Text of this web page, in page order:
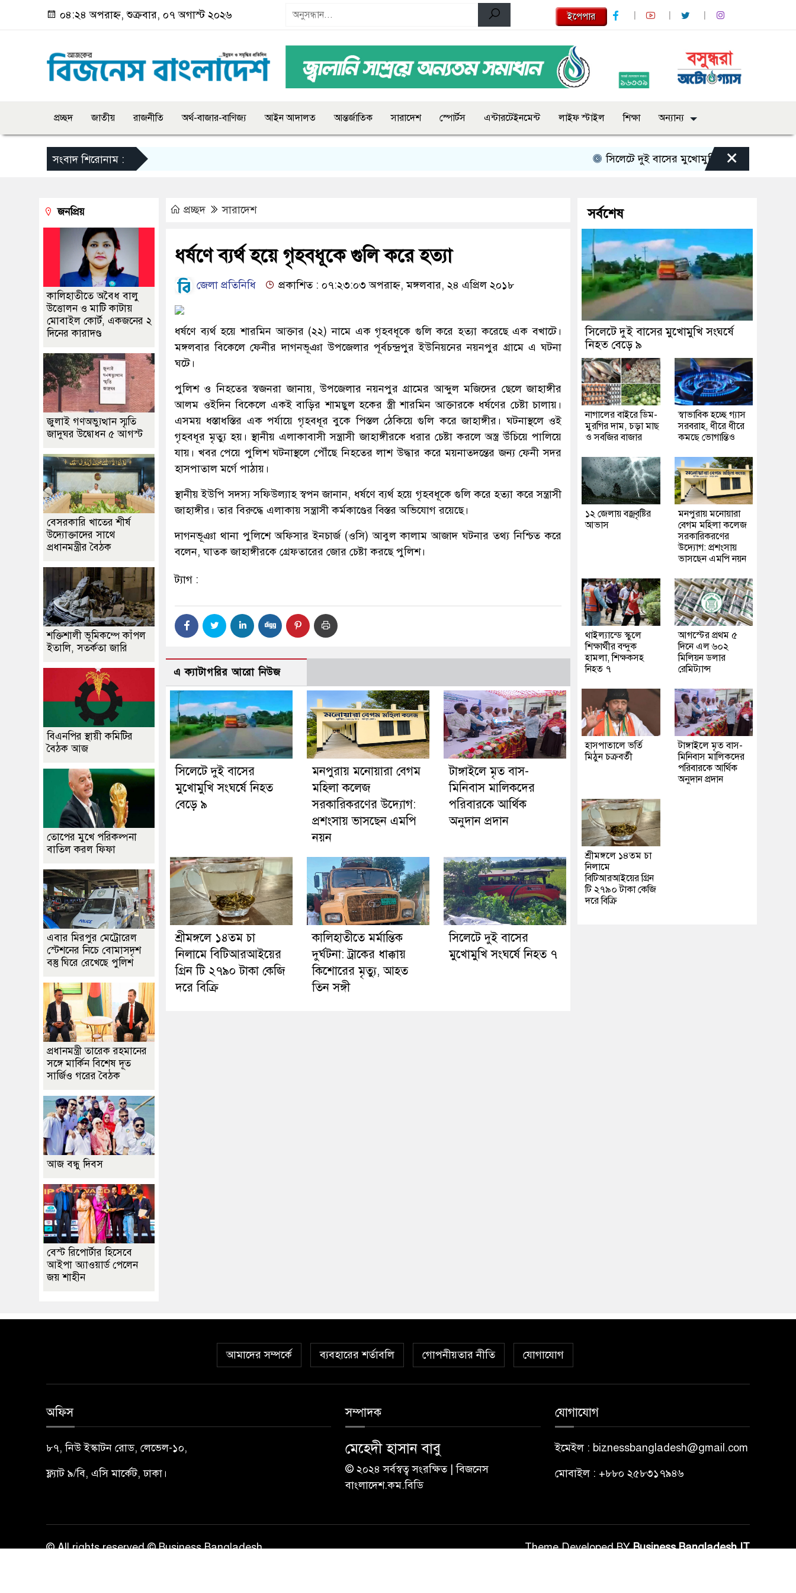
০৪:২৪ অপরাহ্ন, শুক্রবার, ০৭ অগাস্ট ২০২৬ ইপেপার
প্রচ্ছদ জাতীয় রাজনীতি অর্থ-বাজার-বাণিজ্য আইন আদালত আন্তর্জাতিক সারাদেশ স্পোর্টস এন্টারটেইনমেন্ট লাইফ স্টাইল শিক্ষা অন্যান্য
সংবাদ শিরোনাম : সিলেটে দুই বাসের মুখোমুখি সংঘর্ষে নিহত বেড়ে ৯
×
প্রচ্ছদ সারাদেশ
ধর্ষণে ব্যর্থ হয়ে গৃহবধূকে গুলি করে হত্যা
জেলা প্রতিনিধি প্রকাশিত : ০৭:২৩:০৩ অপরাহ্ন, মঙ্গলবার, ২৪ এপ্রিল ২০১৮
ধর্ষণে ব্যর্থ হয়ে শারমিন আক্তার (২২) নামে এক গৃহবধূকে গুলি করে হত্যা করেছে এক বখাটে।
মঙ্গলবার বিকেলে ফেনীর দাগনভূঞা উপজেলার পূর্বচন্দ্রপুর ইউনিয়নের নয়নপুর গ্রামে এ ঘটনা
ঘটে।
পুলিশ ও নিহতের স্বজনরা জানায়, উপজেলার নয়নপুর গ্রামের আব্দুল মজিদের ছেলে জাহাঙ্গীর
আলম ওইদিন বিকেলে একই বাড়ির শামছুল হকের স্ত্রী শারমিন আক্তারকে ধর্ষণের চেষ্টা চালায়।
এসময় ধস্তাধস্তির এক পর্যায়ে গৃহবধূর বুকে পিস্তল ঠেকিয়ে গুলি করে জাহাঙ্গীর। ঘটনাস্থলে ওই
গৃহবধূর মৃত্যু হয়। স্থানীয় এলাকাবাসী সন্ত্রাসী জাহাঙ্গীরকে ধরার চেষ্টা করলে অস্ত্র উঁচিয়ে পালিয়ে
যায়। খবর পেয়ে পুলিশ ঘটনাস্থলে পৌঁছে নিহতের লাশ উদ্ধার করে ময়নাতদন্তের জন্য ফেনী সদর
হাসপাতাল মর্গে পাঠায়।
স্থানীয় ইউপি সদস্য সফিউল্যাহ স্বপন জানান, ধর্ষণে ব্যর্থ হয়ে গৃহবধূকে গুলি করে হত্যা করে সন্ত্রাসী
জাহাঙ্গীর। তার বিরুদ্ধে এলাকায় সন্ত্রাসী কর্মকাণ্ডের বিস্তর অভিযোগ রয়েছে।
দাগনভূঞা থানা পুলিশে অফিসার ইনচার্জ (ওসি) আবুল কালাম আজাদ ঘটনার তথ্য নিশ্চিত করে
বলেন, ঘাতক জাহাঙ্গীরকে গ্রেফতারের জোর চেষ্টা করছে পুলিশ।
ট্যাগ :
এ ক্যাটাগরির আরো নিউজ
সিলেটে দুই বাসের
মুখোমুখি সংঘর্ষে নিহত
বেড়ে ৯
মনপুরায় মনোয়ারা বেগম
মহিলা কলেজ
সরকারিকরণের উদ্যোগ:
প্রশংসায় ভাসছেন এমপি
নয়ন
টাঙ্গাইলে মৃত বাস-
মিনিবাস মালিকদের
পরিবারকে আর্থিক
অনুদান প্রদান
শ্রীমঙ্গলে ১৪তম চা
নিলামে বিটিআরআইয়ের
গ্রিন টি ২৭৯০ টাকা কেজি
দরে বিক্রি
কালিহাতীতে মর্মান্তিক
দুর্ঘটনা: ট্রাকের ধাক্কায়
কিশোরের মৃত্যু, আহত
তিন সঙ্গী
সিলেটে দুই বাসের
মুখোমুখি সংঘর্ষে নিহত ৭
জনপ্রিয়
কালিহাতীতে অবৈধ বালু
উত্তোলন ও মাটি কাটায়
মোবাইল কোর্ট, একজনের ২
দিনের কারাদণ্ড
জুলাই গণঅভ্যুত্থান স্মৃতি
জাদুঘর উদ্বোধন ৫ আগস্ট
বেসরকারি খাতের শীর্ষ
উদ্যোক্তাদের সাথে
প্রধানমন্ত্রীর বৈঠক
শক্তিশালী ভূমিকম্পে কাঁপল
ইতালি, সতর্কতা জারি
বিএনপির স্থায়ী কমিটির
বৈঠক আজ
তোপের মুখে পরিকল্পনা
বাতিল করল ফিফা
এবার মিরপুর মেট্রোরেল
স্টেশনের নিচে বোমাসদৃশ
বস্তু ঘিরে রেখেছে পুলিশ
প্রধানমন্ত্রী তারেক রহমানের
সঙ্গে মার্কিন বিশেষ দূত
সার্জিও গরের বৈঠক
আজ বন্ধু দিবস
বেস্ট রিপোর্টার হিসেবে
আইপা অ্যাওয়ার্ড পেলেন
জয় শাহীন
সর্বশেষ
সিলেটে দুই বাসের মুখোমুখি সংঘর্ষে
নিহত বেড়ে ৯
নাগালের বাইরে ডিম-
মুরগির দাম, চড়া মাছ
ও সবজির বাজার
স্বাভাবিক হচ্ছে গ্যাস
সরবরাহ, ধীরে ধীরে
কমছে ভোগান্তিও
১২ জেলায় বজ্রবৃষ্টির
আভাস
মনপুরায় মনোয়ারা
বেগম মহিলা কলেজ
সরকারিকরণের
উদ্যোগ: প্রশংসায়
ভাসছেন এমপি নয়ন
থাইল্যান্ডে স্কুলে
শিক্ষার্থীর বন্দুক
হামলা, শিক্ষকসহ
নিহত ৭
আগস্টের প্রথম ৫
দিনে এল ৬০২
মিলিয়ন ডলার
রেমিট্যান্স
হাসপাতালে ভর্তি
মিঠুন চক্রবর্তী
টাঙ্গাইলে মৃত বাস-
মিনিবাস মালিকদের
পরিবারকে আর্থিক
অনুদান প্রদান
শ্রীমঙ্গলে ১৪তম চা
নিলামে
বিটিআরআইয়ের গ্রিন
টি ২৭৯০ টাকা কেজি
দরে বিক্রি
আমাদের সম্পর্কে ব্যবহারের শর্তাবলি গোপনীয়তার নীতি যোগাযোগ
অফিস
৮৭, নিউ ইস্কাটন রোড, লেভেল-১০,
ফ্ল্যাট ৯/বি, এসি মার্কেট, ঢাকা।
সম্পাদক
মেহেদী হাসান বাবু
© ২০২৪ সর্বস্বত্ব সংরক্ষিত | বিজনেস
বাংলাদেশ.কম.বিডি
যোগাযোগ
ইমেইল : biznessbangladesh@gmail.com
মোবাইল : +৮৮০ ২৫৮৩১৭৯৪৬
© All rights reserved © Business Bangladesh Theme Developed BYBusiness Bangladesh IT